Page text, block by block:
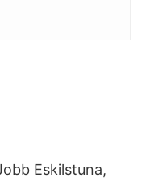
Eskilstuna,